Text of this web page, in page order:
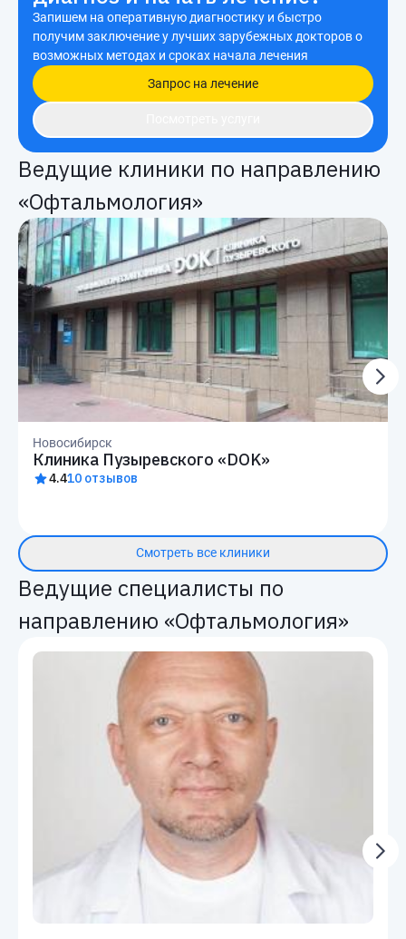
Запишем на оперативную диагностику и быстро
получим заключение у лучших зарубежных докторов о
возможных методах и сроках начала лечения
Запрос на лечение
Ведущие клиники по направлению
«Офтальмология»
Новосибирск
Клиника Пузыревского «DOK»
4.410 отзывов
Смотреть все клиники
Ведущие специалисты по
направлению «Офтальмология»